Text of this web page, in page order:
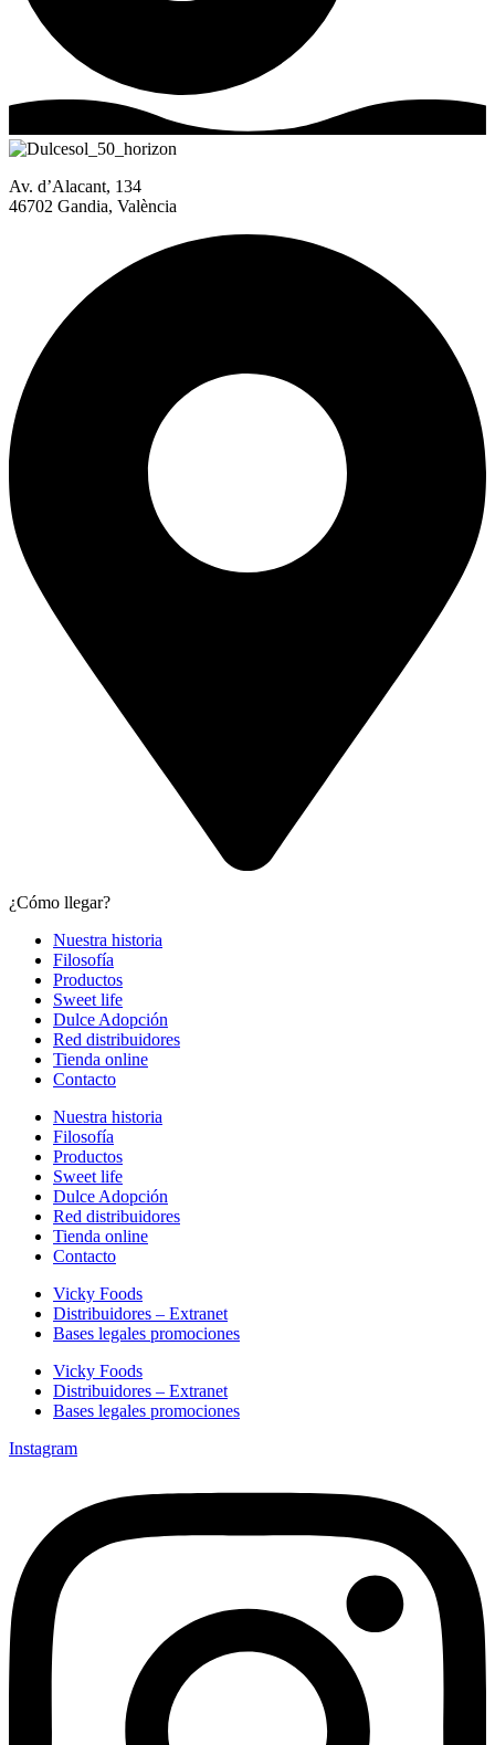
Av. d’Alacant, 134
46702 Gandia, València
¿Cómo llegar?
Nuestra historia
Filosofía
Productos
Sweet life
Dulce Adopción
Red distribuidores
Tienda online
Contacto
Nuestra historia
Filosofía
Productos
Sweet life
Dulce Adopción
Red distribuidores
Tienda online
Contacto
Vicky Foods
Distribuidores – Extranet
Bases legales promociones
Vicky Foods
Distribuidores – Extranet
Bases legales promociones
Instagram